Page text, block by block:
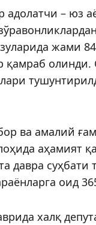
адолатчи – юз
жами
қамраб олинди.
ва амалий
аҳамият
давра
оид
халқ